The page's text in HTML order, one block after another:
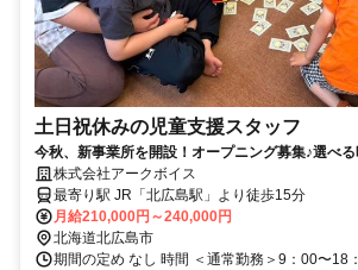
土日祝休みの児童支援スタッフ
今秋、新事業所を開設！オープニング募集♪選べ
も有株式会社アークボイス
最寄り駅 JR「北広島駅」より徒歩15分
月給210,000円～240,000円
北海道北広島市
期間の定め なし 時間 ＜通常勤務＞9：00〜18